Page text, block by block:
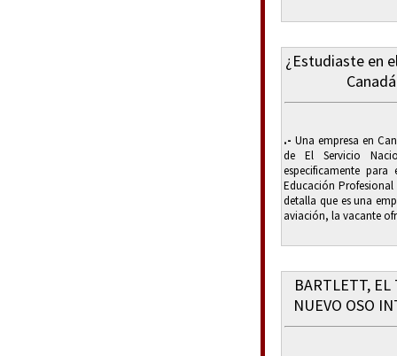
¿Estudiaste en
.- Una empresa en
de El Servicio
especificamente
Educación
detalla que es una
aviación, la vacante
BARTLETT,
NUEVO OSO